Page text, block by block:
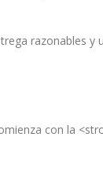
razonables y
con la